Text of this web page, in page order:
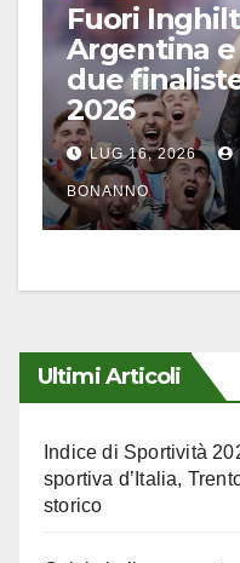
Fuori
Argentina e
due
2026
LUG 16, 2026
BONANNO
Ultimi Articoli
Indice di Sportività
sportiva d’Italia,
storico